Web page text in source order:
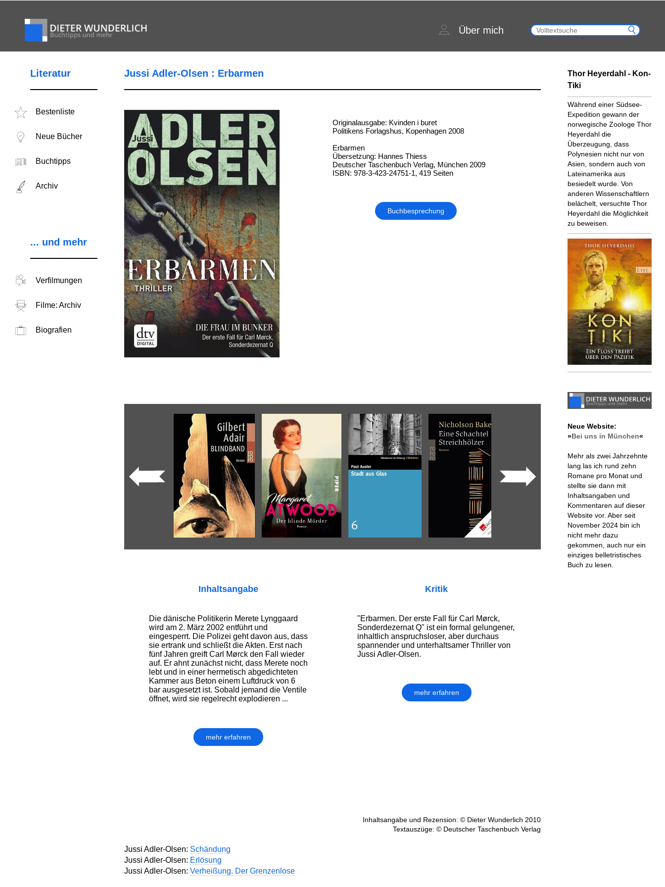
Über mich
Literatur
Bestenliste
Neue Bücher
Buchtipps
Archiv
... und mehr
Verfilmungen
Filme: Archiv
Biografien
Jussi Adler-Olsen : Erbarmen
Originalausgabe: Kvinden i buret
Politikens Forlagshus, Kopenhagen 2008
Erbarmen
Übersetzung: Hannes Thiess
Deutscher Taschenbuch Verlag, München 2009
ISBN: 978-3-423-24751-1, 419 Seiten
Buchbesprechung
Inhaltsangabe
Die dänische Politikerin Merete Lynggaard
wird am 2. März 2002 entführt und
eingesperrt. Die Polizei geht davon aus, dass
sie ertrank und schließt die Akten. Erst nach
fünf Jahren greift Carl Mørck den Fall wieder
auf. Er ahnt zunächst nicht, dass Merete noch
lebt und in einer hermetisch abgedichteten
Kammer aus Beton einem Luftdruck von 6
bar ausgesetzt ist. Sobald jemand die Ventile
öffnet, wird sie regelrecht explodieren ...
mehr erfahren
Kritik
"Erbarmen. Der erste Fall für Carl Mørck,
Sonderdezernat Q" ist ein formal gelungener,
inhaltlich anspruchsloser, aber durchaus
spannender und unterhaltsamer Thriller von
Jussi Adler-Olsen.
mehr erfahren
Inhaltsangabe und Rezension: © Dieter Wunderlich 2010
Textauszüge: © Deutscher Taschenbuch Verlag
Jussi Adler-Olsen: Schändung
Jussi Adler-Olsen: Erlösung
Jussi Adler-Olsen: Verheißung. Der Grenzenlose
Thor Heyerdahl - Kon-
Tiki
Während einer Südsee-
Expedition gewann der
norwegische Zoologe Thor
Heyerdahl die
Überzeugung, dass
Polynesien nicht nur von
Asien, sondern auch von
Lateinamerika aus
besiedelt wurde. Von
anderen Wissenschaftlern
belächelt, versuchte Thor
Heyerdahl die Möglichkeit
zu beweisen.
Neue Website:
»Bei uns in München«
Mehr als zwei Jahrzehnte
lang las ich rund zehn
Romane pro Monat und
stellte sie dann mit
Inhaltsangaben und
Kommentaren auf dieser
Website vor. Aber seit
November 2024 bin ich
nicht mehr dazu
gekommen, auch nur ein
einziges belletristisches
Buch zu lesen.